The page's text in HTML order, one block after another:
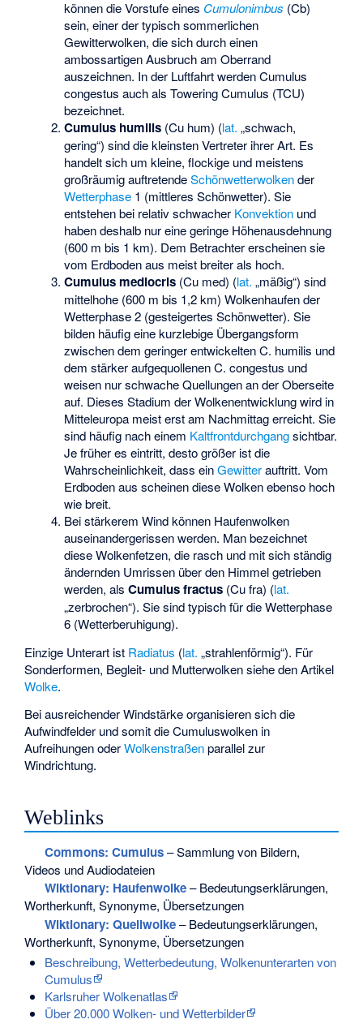
können die Vorstufe eines Cumulonimbus (Cb)
sein, einer der typisch sommerlichen
Gewitterwolken, die sich durch einen
ambossartigen Ausbruch am Oberrand
auszeichnen. In der Luftfahrt werden Cumulus
congestus auch als Towering Cumulus (TCU)
bezeichnet.
Cumulus humilis (Cu hum) (lat. „schwach,
gering“) sind die kleinsten Vertreter ihrer Art. Es
handelt sich um kleine, flockige und meistens
großräumig auftretendeSchönwetterwolkender
Wetterphase 1 (mittleres Schönwetter). Sie
entstehen bei relativ schwacher Konvektion und
haben deshalb nur eine geringe Höhenausdehnung
(600 m bis 1 km). Dem Betrachter erscheinen sie
vom Erdboden aus meist breiter als hoch.
Cumulus mediocris (Cu med) (lat. „mäßig“) sind
mittelhohe (600 m bis 1,2 km) Wolkenhaufen der
Wetterphase 2 (gesteigertes Schönwetter). Sie
bilden häufig eine kurzlebige Übergangsform
zwischen dem geringer entwickelten C. humilis und
dem stärker aufgequollenen C. congestus und
weisen nur schwache Quellungen an der Oberseite
auf. Dieses Stadium der Wolkenentwicklung wird in
Mitteleuropa meist erst am Nachmittag erreicht. Sie
sind häufig nach einem Kaltfrontdurchgangsichtbar.
Je früher es eintritt, desto größer ist die
Wahrscheinlichkeit, dass einGewitterauftritt. Vom
Erdboden aus scheinen diese Wolken ebenso hoch
wie breit.
Bei stärkerem Wind können Haufenwolken
auseinandergerissen werden. Man bezeichnet
diese Wolkenfetzen, die rasch und mit sich ständig
ändernden Umrissen über den Himmel getrieben
werden, alsCumulus fractus (Cu fra) (lat.
„zerbrochen“). Sie sind typisch für die Wetterphase
6 (Wetterberuhigung).
Einzige Unterart ist Radiatus (lat. „strahlenförmig“). Für
Sonderformen, Begleit- und Mutterwolken siehe den Artikel
Wolke.
Bei ausreichender Windstärke organisieren sich die
Aufwindfelder und somit die Cumuluswolken in
Aufreihungen oderWolkenstraßenparallel zur
Windrichtung.
Weblinks
Commons: Cumulus– Sammlung von Bildern,
Videos und Audiodateien
Wiktionary: Haufenwolke– Bedeutungserklärungen,
Wortherkunft, Synonyme, Übersetzungen
Wiktionary: Quellwolke– Bedeutungserklärungen,
Wortherkunft, Synonyme, Übersetzungen
Beschreibung, Wetterbedeutung, Wolkenunterarten von
Cumulus
Karlsruher Wolkenatlas
Über 20.000 Wolken- und Wetterbilder